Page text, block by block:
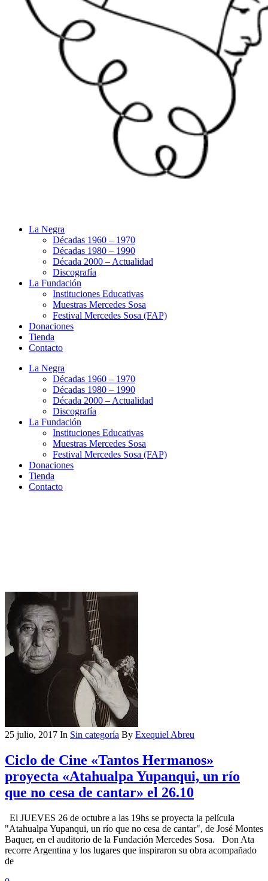
La Negra
Décadas 1960 – 1970
Décadas 1980 – 1990
Década 2000 – Actualidad
Discografía
La Fundación
Instituciones Educativas
Muestras Mercedes Sosa
Festival Mercedes Sosa (FAP)
Donaciones
Tienda
Contacto
La Negra
Décadas 1960 – 1970
Décadas 1980 – 1990
Década 2000 – Actualidad
Discografía
La Fundación
Instituciones Educativas
Muestras Mercedes Sosa
Festival Mercedes Sosa (FAP)
Donaciones
Tienda
Contacto
25 julio, 2017 In Sin categoría By Exequiel Abreu
Ciclo de Cine «Tantos Hermanos»
proyecta «Atahualpa Yupanqui, un río
que no cesa de cantar» el 26.10
El JUEVES 26 de octubre a las 19hs se proyecta la película
"Atahualpa Yupanqui, un río que no cesa de cantar", de José Montes
Baquer, en el auditorio de la Fundación Mercedes Sosa. Don Ata
recorre Argentina y los lugares que inspiraron su obra acompañado
de